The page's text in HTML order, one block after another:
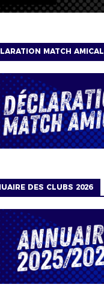
MATCH AMICAL
DES CLUBS 2026